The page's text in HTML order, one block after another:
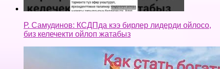
Р. Самудинов: КСДПда кээ бирлер лидерди ойлосо,
биз келечекти ойлоп жатабыз